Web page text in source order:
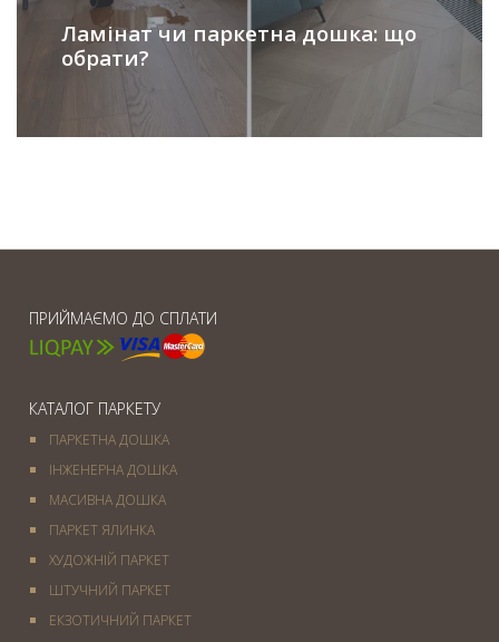
Ламінат чи паркетна дошка: що
обрати?
ПРИЙМАЄМО ДО СПЛАТИ
КАТАЛОГ ПАРКЕТУ
ПАРКЕТНА ДОШКА
ІНЖЕНЕРНА ДОШКА
МАСИВНА ДОШКА
ПАРКЕТ ЯЛИНКА
ХУДОЖНІЙ ПАРКЕТ
ШТУЧНИЙ ПАРКЕТ
ЕКЗОТИЧНИЙ ПАРКЕТ